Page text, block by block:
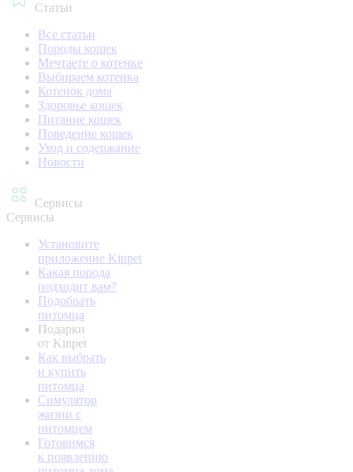
Статьи
Все статьи
Породы кошек
Мечтаете о котенке
Выбираем котенка
Котенок дома
Здоровье кошек
Питание кошек
Поведение кошек
Уход и содержание
Новости
Сервисы
Сервисы
Установите
приложение Kinpet
Какая порода
подходит вам?
Подобрать
питомца
Подарки
от Kinpet
Как выбрать
и купить
питомца
Симулятор
жизни с
питомцем
Готовимся
к появлению